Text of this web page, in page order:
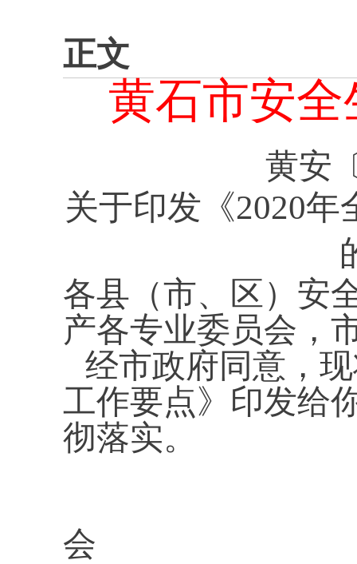
正文
黄石市安
黄安
关于印发《2020年
各县（市、区）安
产各专业委员会，
经市政府同意，
工作要点》印发给
彻落实。
会